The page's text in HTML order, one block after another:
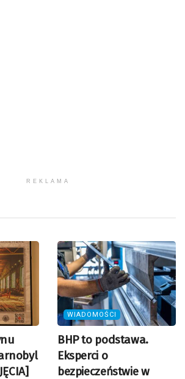
REKLAMA
WIADOMOŚCI
BHP to podstawa.
Eksperci o
bezpieczeństwie w